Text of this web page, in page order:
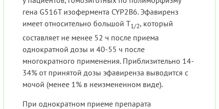
гена G516T изофермента CYP2B6. Эфавиренз
имеет относительно большой Т1/2, который
составляет не менее 52 ч после приема
однократной дозы и 40-55 ч после
многократного применения. Приблизительно 14-
34% от принятой дозы эфавиренза выводится с
мочой (менее 1% в неизмененном виде).
При однократном приеме препарата